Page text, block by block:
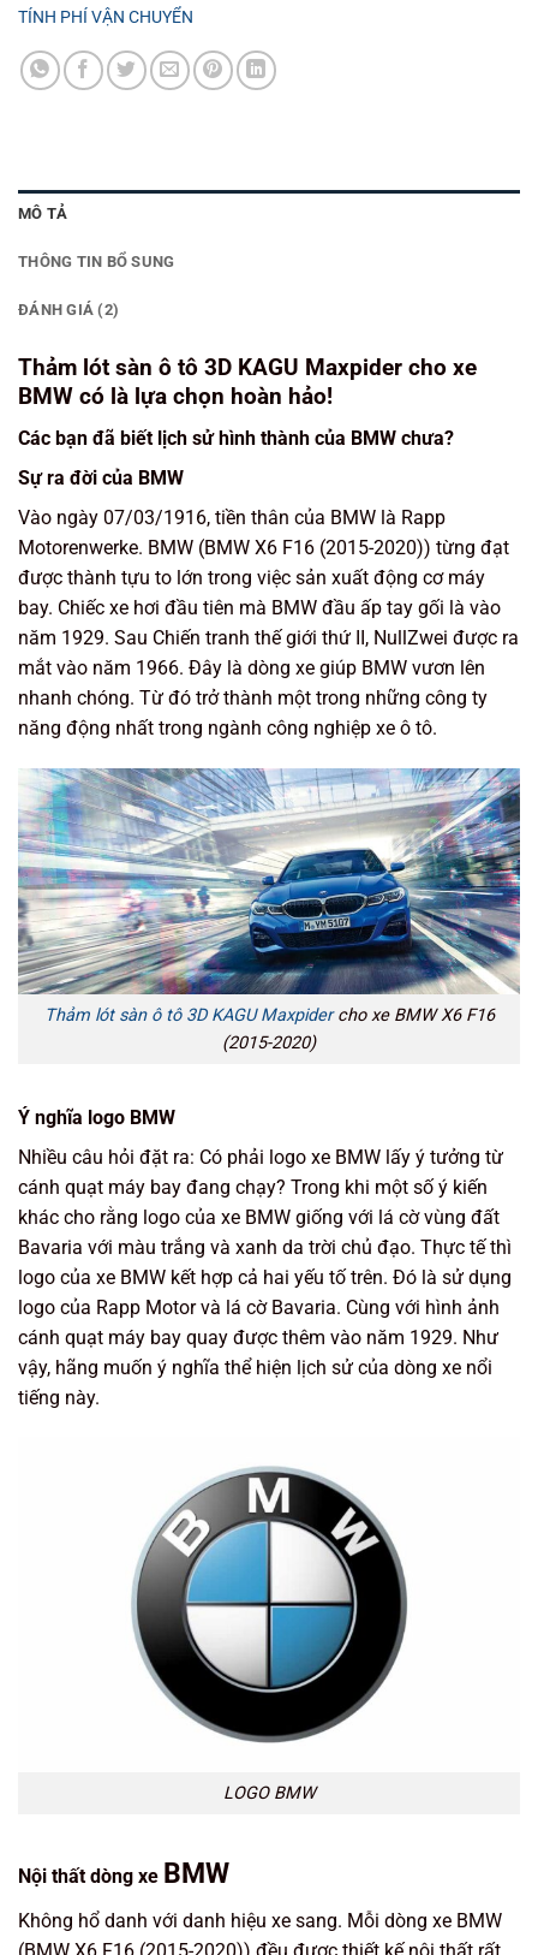
TÍNH PHÍ VẬN CHUYỂN
MÔ TẢ
THÔNG TIN BỔ SUNG
ĐÁNH GIÁ (2)
Thảm lót sàn ô tô 3D KAGU Maxpider cho xe
BMW có là lựa chọn hoàn hảo!
Các bạn đã biết lịch sử hình thành của BMW chưa?
Sự ra đời của BMW
Vào ngày 07/03/1916, tiền thân của BMW là Rapp
Motorenwerke. BMW (BMW X6 F16 (2015-2020)) từng đạt
được thành tựu to lớn trong việc sản xuất động cơ máy
bay. Chiếc xe hơi đầu tiên mà BMW đầu ấp tay gối là vào
năm 1929. Sau Chiến tranh thế giới thứ II, NullZwei được ra
mắt vào năm 1966. Đây là dòng xe giúp BMW vươn lên
nhanh chóng. Từ đó trở thành một trong những công ty
năng động nhất trong ngành công nghiệp xe ô tô.
Thảm lót sàn ô tô 3D KAGU Maxpidercho xe BMW X6 F16
(2015-2020)
Ý nghĩa logo BMW
Nhiều câu hỏi đặt ra: Có phải logo xe BMW lấy ý tưởng từ
cánh quạt máy bay đang chạy? Trong khi một số ý kiến
khác cho rằng logo của xe BMW giống với lá cờ vùng đất
Bavaria với màu trắng và xanh da trời chủ đạo. Thực tế thì
logo của xe BMW kết hợp cả hai yếu tố trên. Đó là sử dụng
logo của Rapp Motor và lá cờ Bavaria. Cùng với hình ảnh
cánh quạt máy bay quay được thêm vào năm 1929. Như
vậy, hãng muốn ý nghĩa thể hiện lịch sử của dòng xe nổi
tiếng này.
LOGO BMW
Nội thất dòng xe BMW
Không hổ danh với danh hiệu xe sang. Mỗi dòng xe BMW
(BMW X6 F16 (2015-2020)) đều được thiết kế nội thất rất